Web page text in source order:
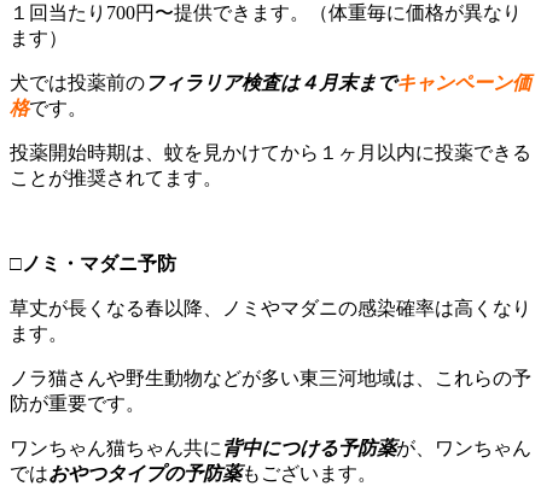
１回当たり700円〜提供できます。（体重毎に価格が異なり
ます）
犬では投薬前の フィラリア検査は４月末までキャンペーン価
格です。
投薬開始時期は、蚊を見かけてから１ヶ月以内に投薬できる
ことが推奨されてます。
□ ノミ・マダニ予防
草丈が長くなる春以降、ノミやマダニの感染確率は高くなり
ます。
ノラ猫さんや野生動物などが多い東三河地域は、これらの予
防が重要です。
ワンちゃん猫ちゃん共に 背中につける予防薬が、ワンちゃん
ではおやつタイプの予防薬もございます。